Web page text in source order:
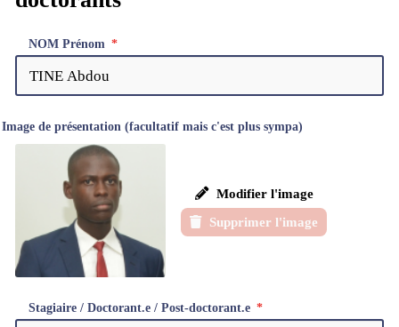
NOM Prénom
Image de présentation (facultatif mais c'est plus sympa)
Modifier l'image
Supprimer l'image
Stagiaire / Doctorant.e / Post-doctorant.e